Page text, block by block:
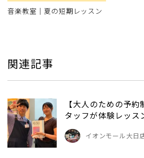
音楽教室｜夏の短期レッスン
関連記事
【大人のための予
タッフが体験レッス
イオンモール大日